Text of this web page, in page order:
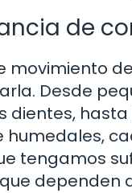
de
movimiento
Desde
dientes,
humedales,
tengamos
dependen